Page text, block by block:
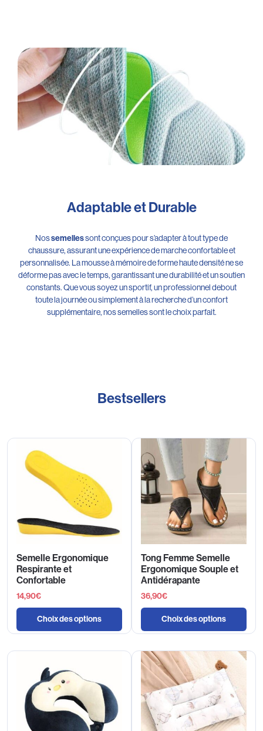
Adaptable et Durable
Nossemellessont conçues pour s’adapter à tout type de
chaussure, assurant une expérience de marche confortable et
personnalisée. La mousse à mémoire de forme haute densité ne se
déforme pas avec le temps, garantissant une durabilité et un soutien
constants. Que vous soyez un sportif, un professionnel debout
toute la journée ou simplement à la recherche d’un confort
supplémentaire, nos semelles sont le choix parfait.
Bestsellers
Semelle Ergonomique
Respirante et
Confortable
14,90€
Choix des options
Tong Femme Semelle
Ergonomique Souple et
Antidérapante
36,90€
Choix des options